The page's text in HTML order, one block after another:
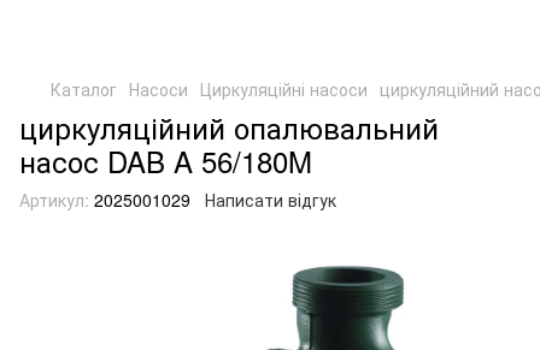
Каталог Насоси Циркуляційні насоси циркуляційний
циркуляційний опалювальний
насос DAB A 56/180M
Артикул: 2025001029 Написати відгук